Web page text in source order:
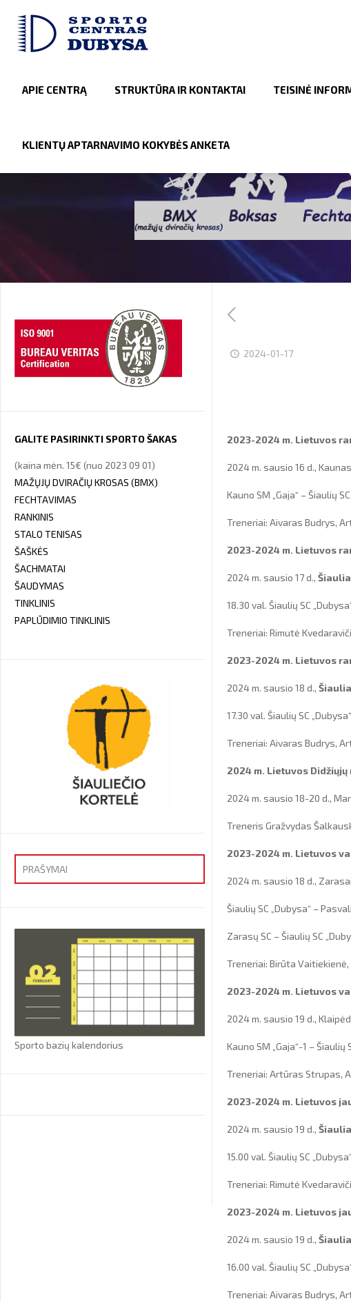
APIE CENTRĄ STRUKTŪRA IR KONTAKTAI TEISINĖ
KLIENTŲ APTARNAVIMO KOKYBĖS ANKETA
2024-01-17
2023-2024 m. Lietuvos
2024 m. sausio 16 d., Kaunas
Kauno SM „Gaja“ – Šiaulių
Treneriai: Aivaras Budrys,
2023-2024 m. Lietuvos
2024 m. sausio 17 d.,
18.30 val. Šiaulių SC
Treneriai: Rimutė
2023-2024 m. Lietuvos
2024 m. sausio 18 d.,
17.30 val. Šiaulių SC
Treneriai: Aivaras Budrys,
2024 m. Lietuvos
2024 m. sausio 18-20 d.,
Treneris Gražvydas
2023-2024 m. Lietuvos
2024 m. sausio 18 d., Zarasai
Šiaulių SC „Dubysa“ –
Zarasų SC – Šiaulių SC
Treneriai: Birūta
2023-2024 m. Lietuvos
2024 m. sausio 19 d.,
Kauno SM „Gaja“-1 – Šiaulių
Treneriai: Artūras Strupas,
2023-2024 m. Lietuvos
2024 m. sausio 19 d.,
15.00 val. Šiaulių SC
Treneriai: Rimutė
2023-2024 m. Lietuvos
2024 m. sausio 19 d.,
16.00 val. Šiaulių SC
Treneriai: Aivaras Budrys,
GALITE PASIRINKTI SPORTO ŠAKAS
(kaina mėn. 15€ (nuo 2023 09 01)
MAŽŲJŲ DVIRAČIŲ KROSAS (BMX)
FECHTAVIMAS
RANKINIS
STALO TENISAS
ŠAŠKĖS
ŠACHMATAI
ŠAUDYMAS
TINKLINIS
PAPLŪDIMIO TINKLINIS
PRAŠYMAI
Sporto bazių kalendorius